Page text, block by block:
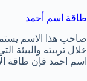
طاقة اسم أحمد
صاحب هذا الاسم
خلال تربيته والبيئة
اسم احمد فإن طاقة